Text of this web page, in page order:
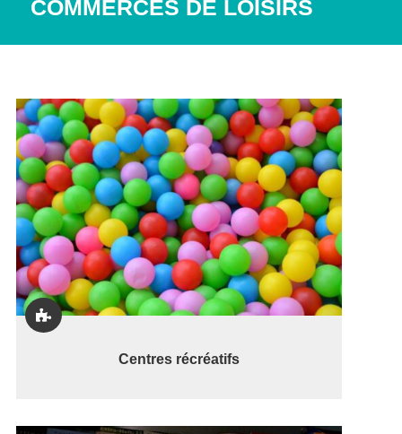
COMMERCES DE LOISIRS

Centres récréatifs